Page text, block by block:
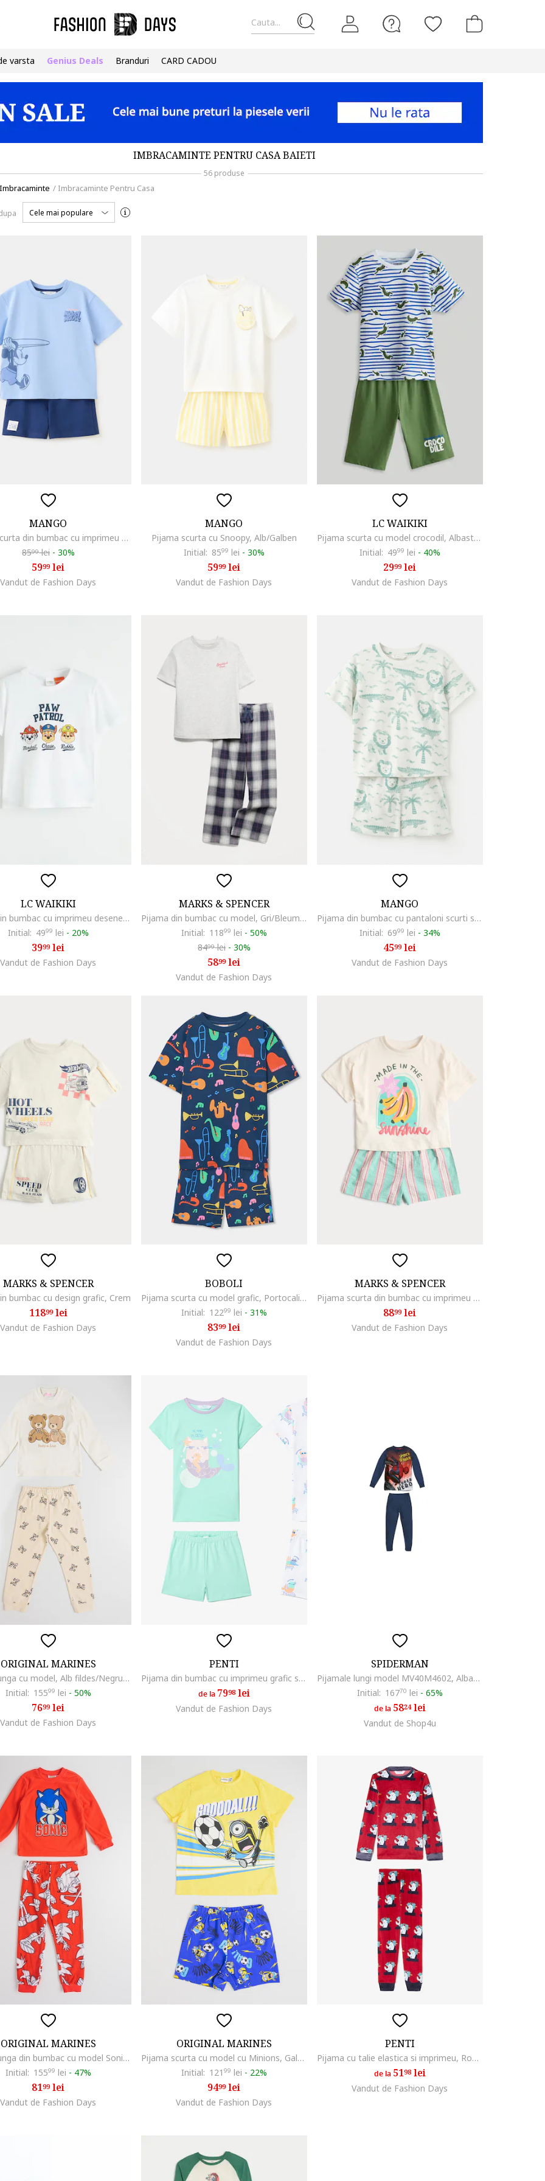
Cauta...
varsta Genius Deals Branduri CARD CADOU
IMBRACAMINTE PENTRU CASA BAIETI
56 produse
Imbracaminte / Imbracaminte Pentru Casa
Cele mai populare
MANGO
Pijama scurta din bumbac cu imprimeu cu Mickey Mouse, Albastru lavanda/Bleumarin
8599lei - 30%
5999lei
Vandut de Fashion Days
MANGO
Pijama scurta cu Snoopy, Alb/Galben
Initial: 8599 lei - 30%
5999lei
Vandut de Fashion Days
LC WAIKIKI
Pijama scurta cu model crocodil, Albastru royal/Verde masliniu/Alb optic
Initial: 4999 lei - 40%
2999lei
Vandut de Fashion Days
LC WAIKIKI
Pijama din bumbac cu imprimeu desene animate, Alb/Albastru gentian
Initial: 4999 lei - 20%
3999lei
Vandut de Fashion Days
MARKS & SPENCER
Pijama din bumbac cu model, Gri/Bleumarin
Initial: 11899 lei - 50%
8499lei - 30%
5899lei
Vandut de Fashion Days
MANGO
Pijama din bumbac cu pantaloni scurti si model, Alb/Verde pal
Initial: 6999 lei - 34%
4599lei
Vandut de Fashion Days
MARKS & SPENCER
bumbac cu design grafic, Crem
11899lei
Vandut de Fashion Days
BOBOLI
Pijama scurta cu model grafic, Portocaliu mandarina/Albastru/Bleumarin
Initial: 12299 lei - 31%
8399lei
Vandut de Fashion Days
MARKS & SPENCER
Pijama scurta din bumbac cu imprimeu de vara, Alb fildes/Turcoaz
8899lei
Vandut de Fashion Days
ORIGINAL MARINES
Pijama lunga cu model, Alb fildes/Negru/Maro deschis
Initial: 15599 lei - 50%
7699lei
Vandut de Fashion Days
PENTI
Pijama din bumbac cu imprimeu grafic si maneci scurte, Alb/Albastru aquamarin/Lila
de la 7998lei
Vandut de Fashion Days
SPIDERMAN
Pijamale lungi model MV40M4602, Albastru
Initial: 16770 lei - 65%
de la 5824lei
Vandut de Shop4u
ORIGINAL MARINES
Pijama lunga din bumbac cu model Sonic, Rosu/Alb/Negru
Initial: 15599 lei - 47%
8199lei
Vandut de Fashion Days
ORIGINAL MARINES
Pijama scurta cu model cu Minions, Galben/Albastru
Initial: 121 99 lei - 22%
9499lei
Vandut de Fashion Days
PENTI
Pijama cu talie elastica si imprimeu, Rosu/Alb
de la 5198lei
Vandut de Fashion Days